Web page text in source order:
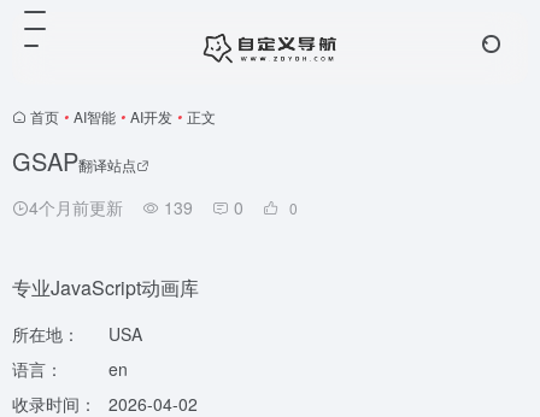
首页 • AI智能 • AI开发 • 正文
GSAP翻译站点
4个月前更新 139 0 0
专业JavaScript动画库
所在地：
USA
语言：
en
收录时间：
2026-04-02